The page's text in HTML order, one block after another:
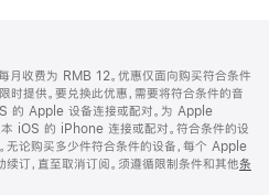
月收费为 RMB 12。优惠仅面向购买符合条件
提供。要兑换此优惠，需要将符合条件的音
的 Apple 设备连接或配对。为 Apple
iOS 的 iPhone 连接或配对。符合条件的设
无论购买多少件符合条件的设备，每个 Apple
订，直至取消订阅。须遵循限制条件和其他条